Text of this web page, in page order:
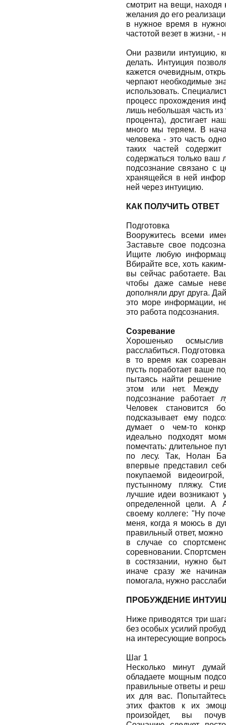
смотрит на вещи, находя
желания до его
в нужное время в
частотой везет в жизни, -
Они развили интуицию,
делать. Интуиция
кажется очевидным,
черпают необходимые
использовать.
процесс прохождения
лишь небольшая часть из
процента), достигает
много мы теряем. В
человека - это часть
таких частей
содержаться только ваш
подсознание связано с
хранящейся в ней
ней через интуицию.
КАК ПОЛУЧИТЬ ОТВЕТ
Подготовка
Вооружитесь всеми
Заставьте свое
Ищите любую
Вбирайте все, хоть
вы сейчас работаете.
чтобы даже самые
дополняли друг друга.
это море информации,
это работа подсознания.
Созревание
Хорошенько
расслабиться.
в то время как
пусть поработает ваше
пытаясь найти решение
этом или нет. Между
подсознание работает
Человек становится
подсказывает ему
думает о чем-то
идеально подходят
помечтать: длительное
по лесу. Так, Нолан
впервые представил
покупаемой
пустынному пляжу.
лучшие идеи возникают
определенной цели. А
своему коллеге: "Ну
меня, когда я моюсь в
правильный ответ, можно
в случае со
соревновании.
в состязании, нужно
иначе сразу же
помогала, нужно
ПРОБУЖДЕНИЕ
Ниже приводятся три
без особых усилий
на интересующие
Шаг 1
Несколько минут
обладаете мощным
правильные ответы и
их для вас.
этих фактов к их
произойдет, вы